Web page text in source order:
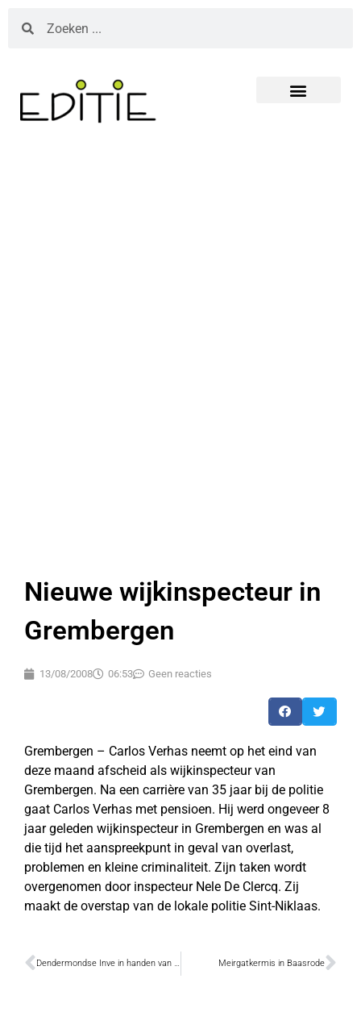
Nieuwe wijkinspecteur in
Grembergen
13/08/2008 06:53 Geen reacties
Grembergen – Carlos Verhas neemt op het eind van
deze maand afscheid als wijkinspecteur van
Grembergen. Na een carrière van 35 jaar bij de politie
gaat Carlos Verhas met pensioen. Hij werd ongeveer 8
jaar geleden wijkinspecteur in Grembergen en was al
die tijd het aanspreekpunt in geval van overlast,
problemen en kleine criminaliteit. Zijn taken wordt
overgenomen door inspecteur Nele De Clercq. Zij
maakt de overstap van de lokale politie Sint-Niklaas.
Dendermondse Inve in handen van banken Meirgatkermis in Baasrode